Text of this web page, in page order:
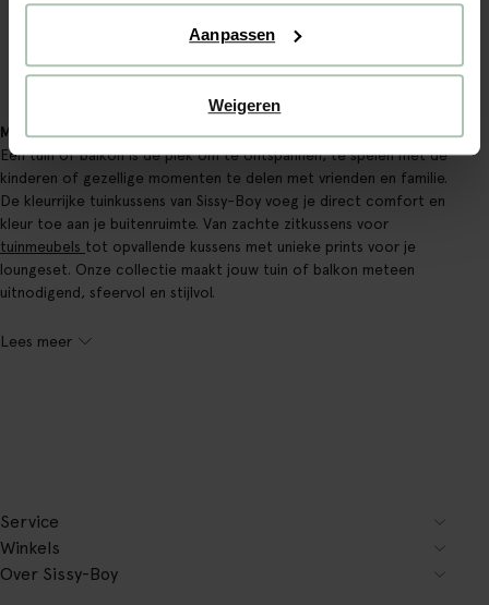
Aanpassen
Weigeren
Maak je tuin comfortabel en stijlvol met Sissy-Boy tuinkussens
Een tuin of balkon is dé plek om te ontspannen, te spelen met de
kinderen of gezellige momenten te delen met vrienden en familie.
De kleurrijke tuinkussens van Sissy-Boy voeg je direct comfort en
kleur toe aan je buitenruimte. Van zachte zitkussens voor
tuinmeubels tot opvallende kussens met unieke prints voor je
loungeset. Onze collectie maakt jouw tuin of balkon meteen
uitnodigend, sfeervol en stijlvol.
Lees meer
Service
Winkels
Over Sissy-Boy